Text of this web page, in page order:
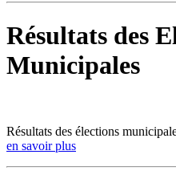
Résultats des
Municipales
Résultats des élections
en savoir plus